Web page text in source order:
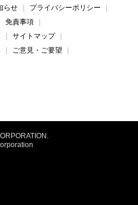
らせ
プライバシーポリシー
免責事項
サイトマップ
ご意見・ご要望